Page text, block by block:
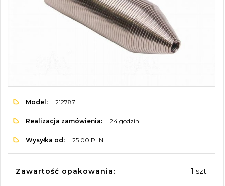
Model: 212787
Realizacja zamówienia: 24 godzin
Wysyłka od: 25.00 PLN
Zawartość opakowania: 1 szt.